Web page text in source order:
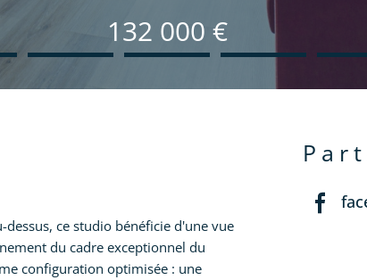
132 000 €
ce studio bénéficie d'une vue
du cadre exceptionnel du
configuration optimisée : une